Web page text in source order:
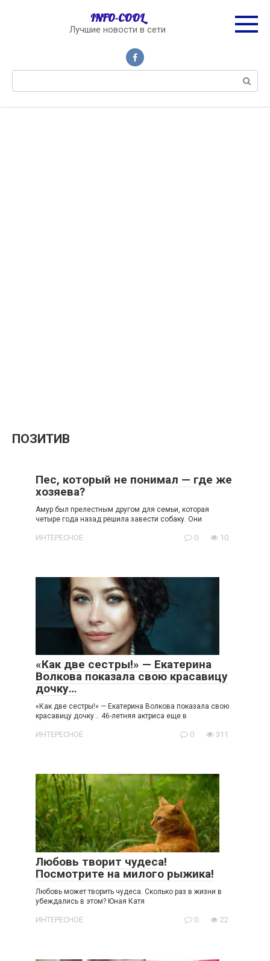
INFO-COOL
Лучшие новости в сети
ПОЗИТИВ
Пес, который не понимал — где же
хозяева?
Амур был прелестным другом для семьи, которая
четыре года назад решила завести собаку. Они
ИНТЕРЕСНОЕ 0 10
«Как две сестры!» — Екатерина
Волкова показала свою красавицу
дочку…
«Как две сестры!» — Екатерина Волкова показала свою
красавицу дочку… 46-летняя актриса еще в
ИНТЕРЕСНОЕ 0 311
Любовь творит чудеса!
Посмотрите на милого рыжика!
Любовь может творить чудеса. Сколько раз в жизни в
убеждались в этом? Юная Катя
ИНТЕРЕСНОЕ 0 22